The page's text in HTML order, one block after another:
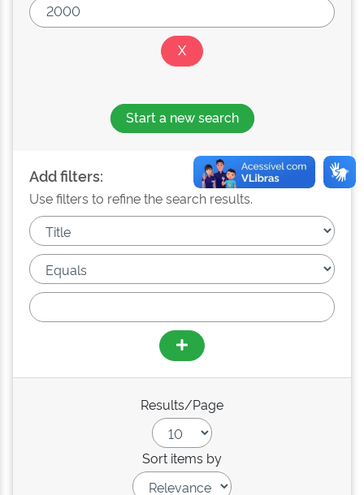
Start a new search
Add filters:
Use filters to refine the search results.
Results/Page
Sort items by